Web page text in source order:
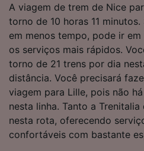
A viagem de trem de Nice
torno de 10 horas 11
em menos tempo, pode ir
os serviços mais rápidos.
torno de 21 trens por dia
distância. Você precisará
viagem para Lille, pois não
nesta linha. Tanto a
nesta rota, oferecendo
confortáveis com bastante